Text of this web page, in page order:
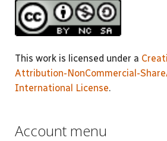
This work is licensed under a
Attribution-NonCommercial-
International License.
Account menu